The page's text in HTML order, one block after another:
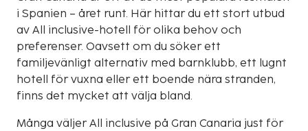
i Spanien – året runt. Här hittar du ett stort utbud
av All inclusive-hotell för olika behov och
preferenser. Oavsett om du söker ett
familjevänligt alternativ med barnklubb, ett lugnt
hotell för vuxna eller ett boende nära stranden,
finns det mycket att välja bland.
Många väljer All inclusive på Gran Canaria just för